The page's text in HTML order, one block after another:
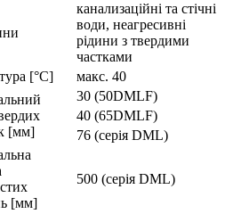
канализаційні та стічні
води, неагресивні
рідини з твердими
частками
[°C]
макс. 40
[мм]
30 (50DMLF)
40 (65DMLF)
76 (серія DML)
[мм]
500 (серія DML)